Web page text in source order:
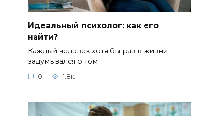
Идеальный психолог: как его
найти?
Каждый человек хотя бы раз в жизни
задумывался о том
0 1.8к.